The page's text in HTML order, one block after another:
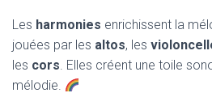
Les harmonies enrichissent la
jouées par les altos, les
les cors. Elles créent une toile
mélodie.